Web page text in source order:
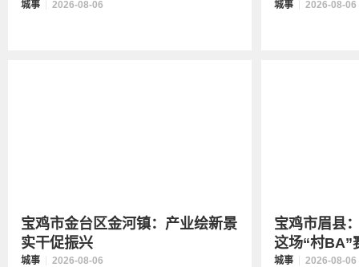
城事 2026-08-06 城事 2026-08-06
宝鸡市金台区金河镇：产业绘新景
实干促振兴
城事 2026-08-06
宝鸡市眉县
这场“村BA”
城事 2026-08-06